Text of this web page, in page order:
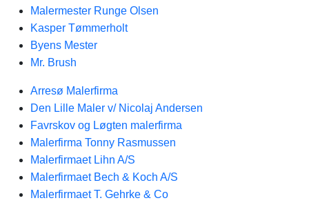
Malermester Runge Olsen
Kasper Tømmerholt
Byens Mester
Mr. Brush
Arresø Malerfirma
Den Lille Maler v/ Nicolaj Andersen
Favrskov og Løgten malerfirma
Malerfirma Tonny Rasmussen
Malerfirmaet Lihn A/S
Malerfirmaet Bech & Koch A/S
Malerfirmaet T. Gehrke & Co